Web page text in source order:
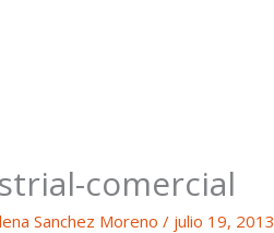
comercial
Sanchez Moreno / julio 19, 2013